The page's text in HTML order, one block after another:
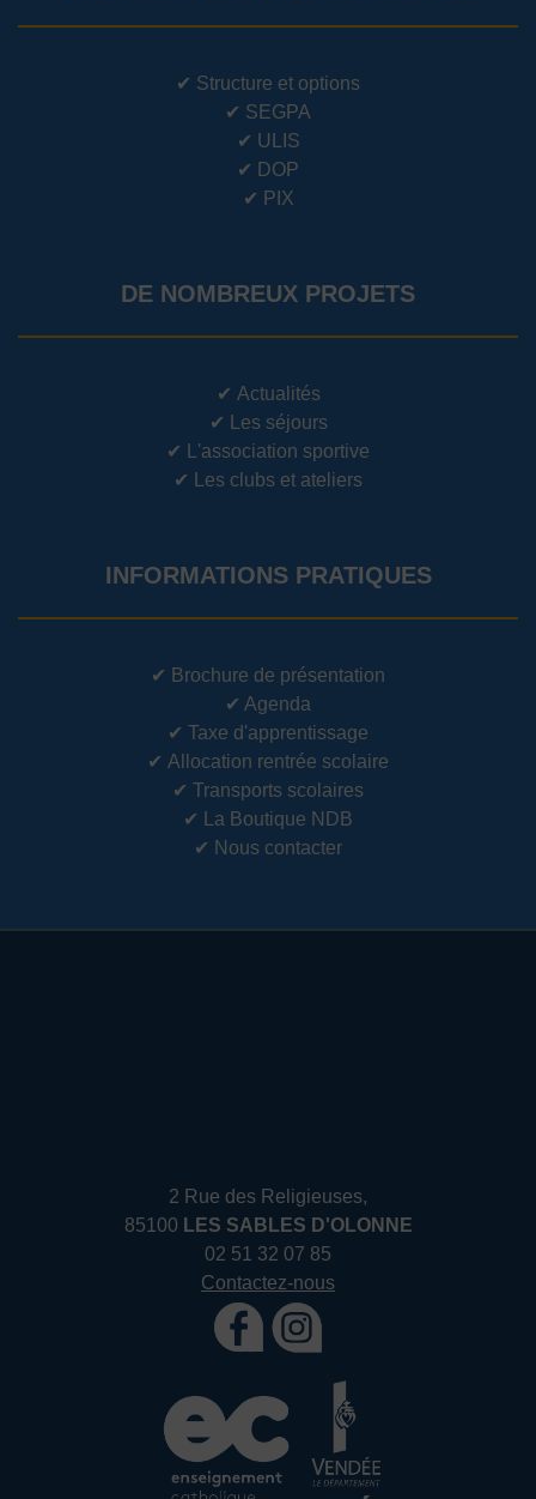
✔ Structure et options
✔ SEGPA
✔ ULIS
✔ DOP
✔ PIX
DE NOMBREUX PROJETS
✔ Actualités
✔
Les séjours
✔
L'association sportive
✔
Les clubs et ateliers
INFORMATIONS PRATIQUES
✔ Brochure de présentation
✔ Agenda
✔ Taxe d'apprentissage
✔ Allocation rentrée scolaire
✔ Transports scolaires
✔
La Boutique NDB
✔ Nous contacter
2 Rue des Religieuses,
85100 LES SABLES D'OLONNE
02 51 32 07 85
Contactez-nous